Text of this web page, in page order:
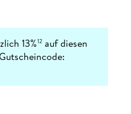
13%12 auf diesen